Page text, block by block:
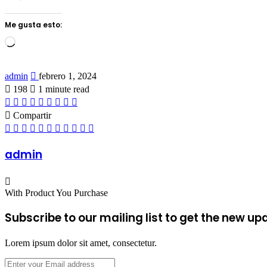
Me gusta esto:
Loading…
admin
Send
an
email
febrero 1, 2024
198
1 minute read
Facebook
Twitter
LinkedIn
Tumblr
Pinterest
Reddit
VKontakte
Odnoklassniki
Compartir
Facebook
Twitter
LinkedIn
Tumblr
Pinterest
Reddit
VKontakte
Odnoklassniki
Pocket
Share
admin
With Product You Purchase
Subscribe to our mailing list to get the new
Lorem ipsum dolor sit amet, consectetur.
Enter